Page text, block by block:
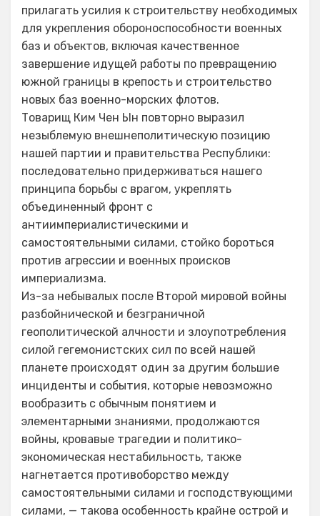
прилагать усилия к строительству необходимых
для укрепления обороноспособности военных
баз и объектов, включая качественное
завершение идущей работы по превращению
южной границы в крепость и строительство
новых баз военно-морских флотов.
Товарищ Ким Чен Ын повторно выразил
незыблемую внешнеполитическую позицию
нашей партии и правительства Республики:
последовательно придерживаться нашего
принципа борьбы с врагом, укреплять
объединенный фронт с
антиимпериалистическими и
самостоятельными силами, стойко бороться
против агрессии и военных происков
империализма.
Из-за небывалых после Второй мировой войны
разбойнической и безграничной
геополитической алчности и злоупотребления
силой гегемонистских сил по всей нашей
планете происходят один за другим большие
инциденты и события, которые невозможно
вообразить с обычным понятием и
элементарными знаниями, продолжаются
войны, кровавые трагедии и политико-
экономическая нестабильность, также
нагнетается противоборство между
самостоятельными силами и господствующими
силами, — такова особенность крайне острой и